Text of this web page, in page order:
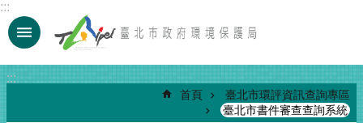
跳到主要內容區塊
:::
:::
首頁
臺北市環評資訊查詢專區
臺北市書件審查查詢系統